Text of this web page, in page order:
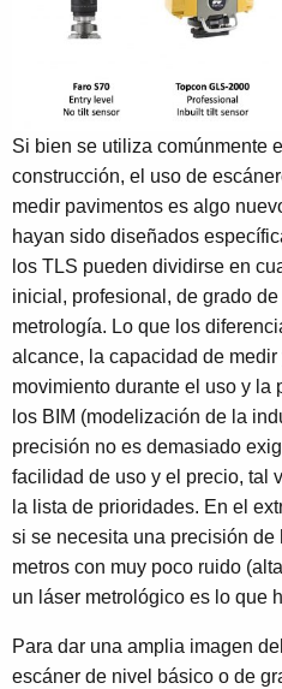
Si bien se utiliza comúnmente
construcción, el uso de
medir pavimentos es algo
hayan sido diseñados
los TLS pueden dividirse en
inicial, profesional, de grado
metrología. Lo que los
alcance, la capacidad de medir
movimiento durante el uso y la
los BIM (modelización de la
precisión no es demasiado
facilidad de uso y el precio, tal
la lista de prioridades. En el
si se necesita una precisión de
metros con muy poco ruido
un láser metrológico es lo que
Para dar una amplia imagen
escáner de nivel básico o de